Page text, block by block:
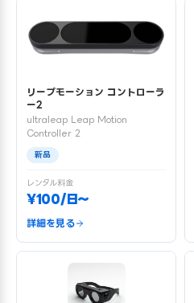
リープモーション コントローラ
ー2
ultraleap Leap Motion
Controller 2
新品
レンタル料金
¥100/日〜
詳細を見る